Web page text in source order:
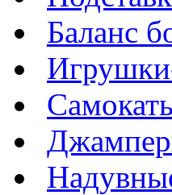
Баланс